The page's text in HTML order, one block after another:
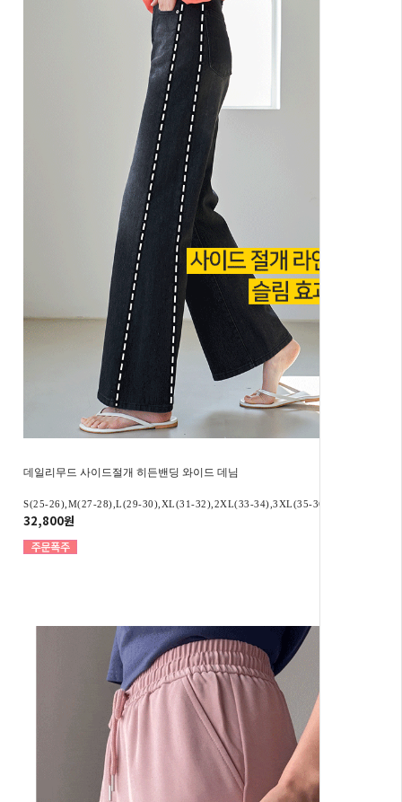
데일리무드 사이드절개 히든밴딩 와이드 데님
S(25-26),M(27-28),L(29-30),XL(31-32),2XL(33-34),3XL(35-36)
32,800원